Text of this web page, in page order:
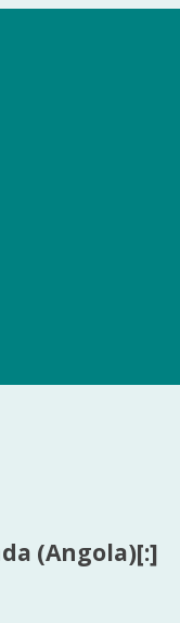
(Angola)[:]